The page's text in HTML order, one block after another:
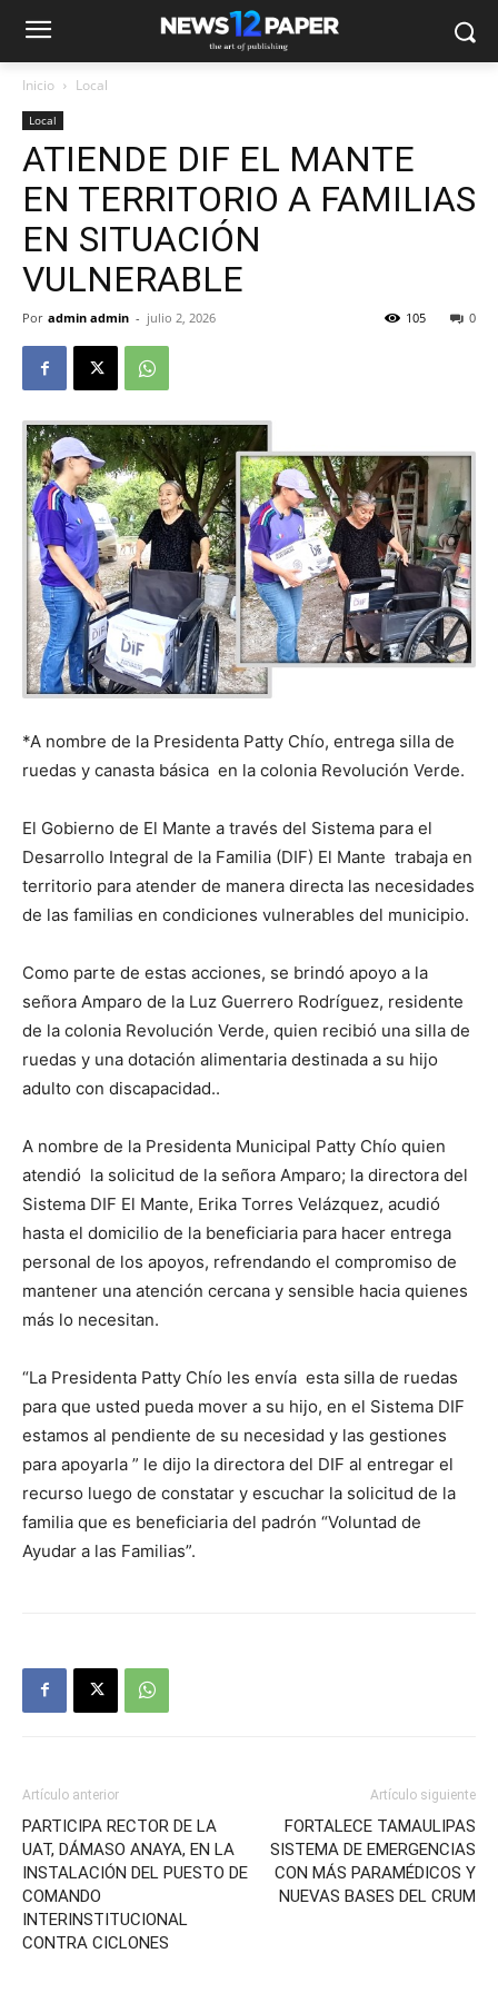
Inicio Local
Local
ATIENDE DIF EL MANTE
EN TERRITORIO A FAMILIAS
EN SITUACIÓN
VULNERABLE
Por admin admin - julio 2, 2026 0
105
*A nombre de la Presidenta Patty Chío, entrega silla de
ruedas y canasta básica en la colonia Revolución Verde.
El Gobierno de El Mante a través del Sistema para el
Desarrollo Integral de la Familia (DIF) El Mante trabaja en
territorio para atender de manera directa las necesidades
de las familias en condiciones vulnerables del municipio.
Como parte de estas acciones, se brindó apoyo a la
señora Amparo de la Luz Guerrero Rodríguez, residente
de la colonia Revolución Verde, quien recibió una silla de
ruedas y una dotación alimentaria destinada a su hijo
adulto con discapacidad..
A nombre de la Presidenta Municipal Patty Chío quien
atendió la solicitud de la señora Amparo; la directora del
Sistema DIF El Mante, Erika Torres Velázquez, acudió
hasta el domicilio de la beneficiaria para hacer entrega
personal de los apoyos, refrendando el compromiso de
mantener una atención cercana y sensible hacia quienes
más lo necesitan.
“La Presidenta Patty Chío les envía esta silla de ruedas
para que usted pueda mover a su hijo, en el Sistema DIF
estamos al pendiente de su necesidad y las gestiones
para apoyarla ” le dijo la directora del DIF al entregar el
recurso luego de constatar y escuchar la solicitud de la
familia que es beneficiaria del padrón “Voluntad de
Ayudar a las Familias”.
Artículo anterior
PARTICIPA RECTOR DE LA
UAT, DÁMASO ANAYA, EN LA
INSTALACIÓN DEL PUESTO DE
COMANDO
INTERINSTITUCIONAL
CONTRA CICLONES
Artículo siguiente
FORTALECE TAMAULIPAS
SISTEMA DE EMERGENCIAS
CON MÁS PARAMÉDICOS Y
NUEVAS BASES DEL CRUM